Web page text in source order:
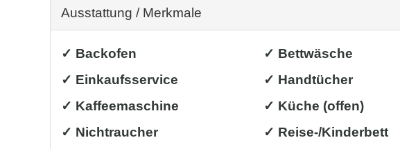
Ausstattung / Merkmale
✓ Backofen ✓ Bettwäsche
✓ Einkaufsservice
✓ Handtücher
✓ Kaffeemaschine
✓ Küche (offen)
✓ Nichtraucher
✓ Reise-/Kinderbett